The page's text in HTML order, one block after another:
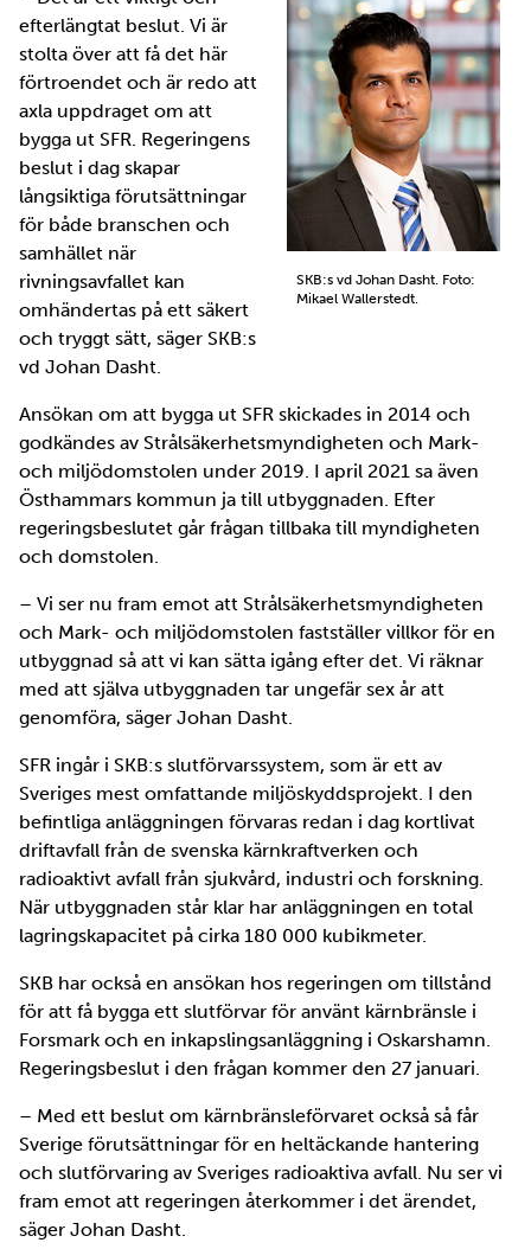
SKB:s vd Johan Dasht. Foto:
Mikael Wallerstedt.
efterlängtat beslut. Vi är
stolta över att få det här
förtroendet och är redo att
axla uppdraget om att
bygga ut SFR. Regeringens
beslut i dag skapar
långsiktiga förutsättningar
för både branschen och
samhället när
rivningsavfallet kan
omhändertas på ett säkert
och tryggt sätt, säger SKB:s
vd Johan Dasht.
Ansökan om att bygga ut SFR skickades in 2014 och
godkändes av Strålsäkerhetsmyndigheten och Mark-
och miljödomstolen under 2019. I april 2021 sa även
Östhammars kommun ja till utbyggnaden. Efter
regeringsbeslutet går frågan tillbaka till myndigheten
och domstolen.
– Vi ser nu fram emot att Strålsäkerhetsmyndigheten
och Mark- och miljödomstolen fastställer villkor för en
utbyggnad så att vi kan sätta igång efter det. Vi räknar
med att själva utbyggnaden tar ungefär sex år att
genomföra, säger Johan Dasht.
SFR ingår i SKB:s slutförvarssystem, som är ett av
Sveriges mest omfattande miljöskyddsprojekt. I den
befintliga anläggningen förvaras redan i dag kortlivat
driftavfall från de svenska kärnkraftverken och
radioaktivt avfall från sjukvård, industri och forskning.
När utbyggnaden står klar har anläggningen en total
lagringskapacitet på cirka 180 000 kubikmeter.
SKB har också en ansökan hos regeringen om tillstånd
för att få bygga ett slutförvar för använt kärnbränsle i
Forsmark och en inkapslingsanläggning i Oskarshamn.
Regeringsbeslut i den frågan kommer den 27 januari.
– Med ett beslut om kärnbränsleförvaret också så får
Sverige förutsättningar för en heltäckande hantering
och slutförvaring av Sveriges radioaktiva avfall. Nu ser vi
fram emot att regeringen återkommer i det ärendet,
säger Johan Dasht.